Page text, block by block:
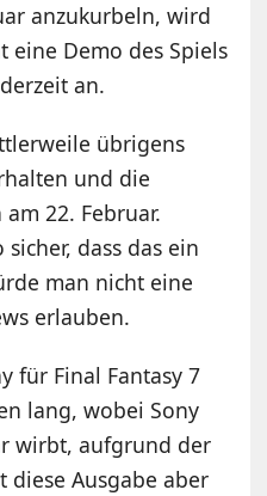
anzukurbeln, wird
eine Demo des Spiels
an.
übrigens
und die
22. Februar.
dass das ein
man nicht eine
erlauben.
für Final Fantasy 7
lang, wobei Sony
wirbt, aufgrund der
diese Ausgabe aber